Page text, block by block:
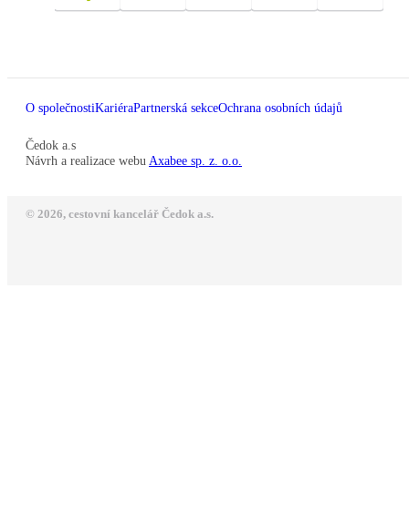
O společnostiKariéraPartnerská sekceOchrana osobních údajů
Čedok a.s
Návrh a realizace webu Axabee sp. z. o.o.
© 2026, cestovní kancelář Čedok a.s.